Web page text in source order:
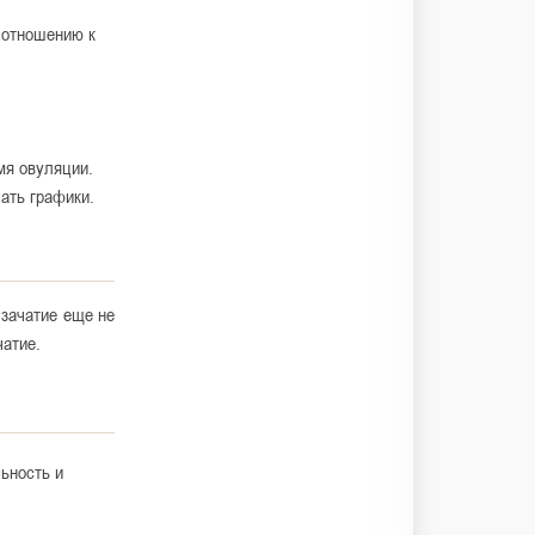
к
овуляции.
графики.
еще не
и